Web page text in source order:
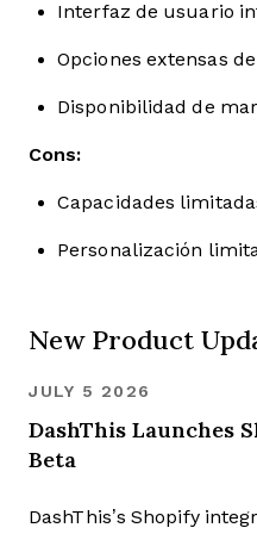
Interfaz de usuario
Opciones extensas
Disponibilidad de
Cons:
Capacidades
Personalización
New Product
JULY 5 2026
DashThis Launches
Beta
DashThis’s Shopify